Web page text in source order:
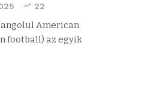
22
American
football) az egyik